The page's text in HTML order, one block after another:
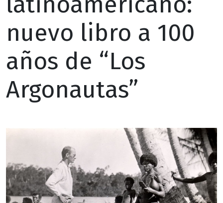
nuevo libro a 100
años de “Los
Argonautas”